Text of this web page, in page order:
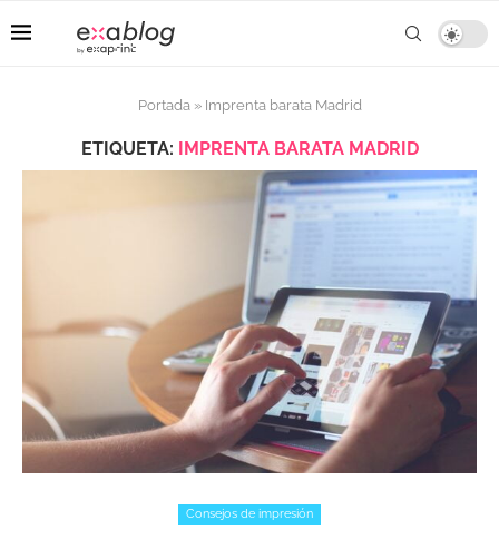
Portada» Imprenta barata Madrid
ETIQUETA: IMPRENTA BARATA MADRID
Consejos de impresión